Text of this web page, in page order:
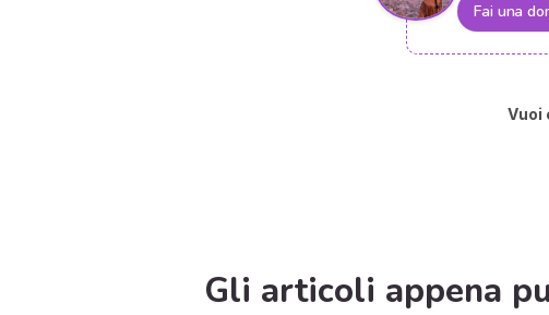
Fai una
Vuoi
Gli articoli appena